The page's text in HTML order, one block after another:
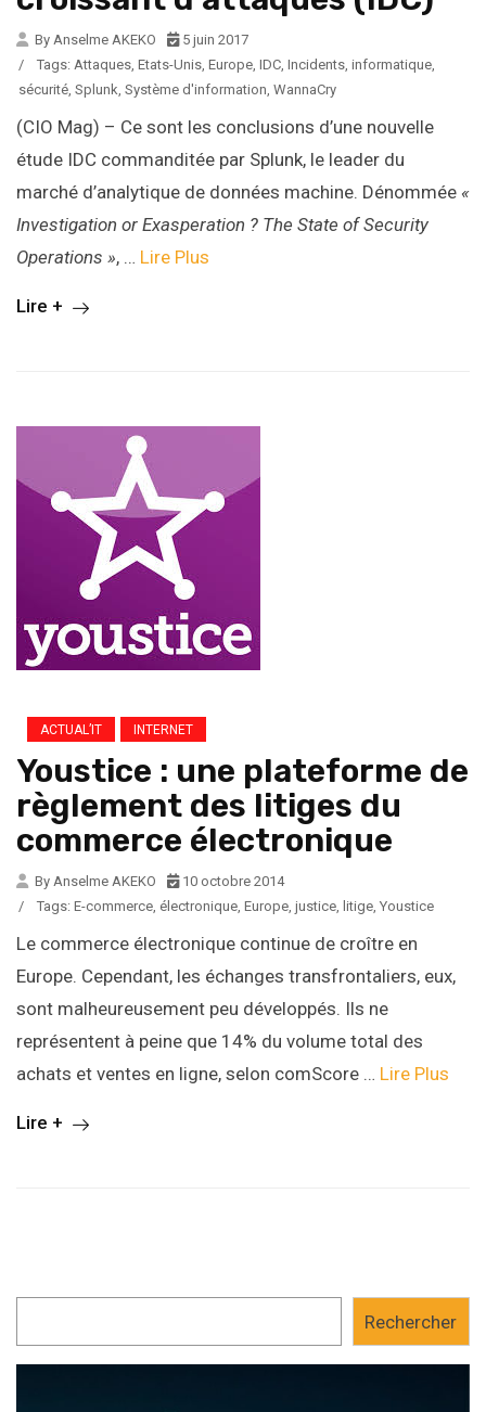
By Anselme AKEKO
5 juin 2017
/
Tags: Attaques, Etats-Unis, Europe, IDC, Incidents, informatique,
sécurité, Splunk, Système d'information, WannaCry
(CIO Mag) – Ce sont les conclusions d’une nouvelle
étude IDC commanditée par Splunk, le leader du
marché d’analytique de données machine. Dénommée «
Investigation or Exasperation ? The State of Security
Operations », … Lire Plus
Lire +
ACTUAL’IT INTERNET
Youstice : une plateforme de
règlement des litiges du
commerce électronique
By Anselme AKEKO
10 octobre 2014
/
Tags: E-commerce, électronique, Europe, justice, litige, Youstice
Le commerce électronique continue de croître en
Europe. Cependant, les échanges transfrontaliers, eux,
sont malheureusement peu développés. Ils ne
représentent à peine que 14% du volume total des
achats et ventes en ligne, selon comScore … Lire Plus
Lire +
Rechercher